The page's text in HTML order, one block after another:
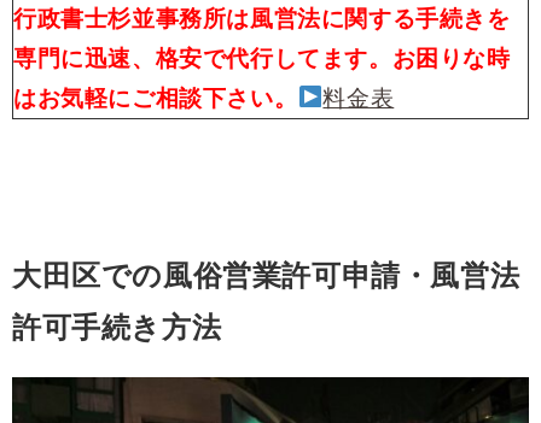
行政書士杉並事務所は風営法に関する手続きを
専門に迅速、格安で代行してます。お困りな時
はお気軽にご相談下さい。
料金表
大田区での風俗営業許可申請・風営法
許可手続き方法